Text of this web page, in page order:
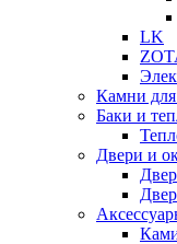
LK
Камни
Баки и
Двери и